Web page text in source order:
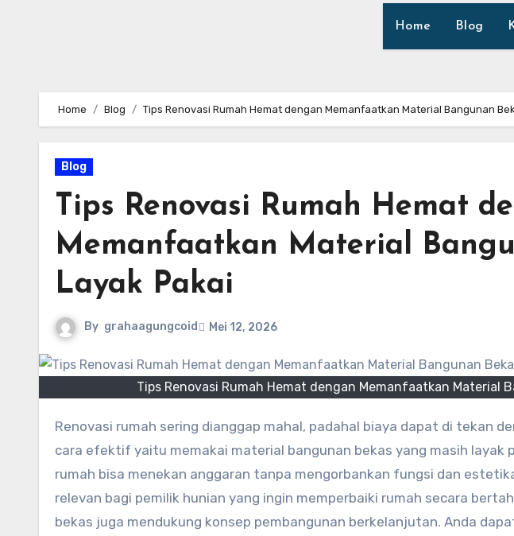
Home Blog
Home Blog Tips Renovasi Rumah Hemat dengan Memanfaatkan Material Bangunan
Blog
Tips Renovasi Rumah Hemat
Memanfaatkan Material
Layak Pakai
By grahaagungcoid Mei 12, 2026
Tips Renovasi Rumah Hemat dengan Memanfaatkan Material
Renovasi rumah sering dianggap mahal, padahal biaya dapat di tekan dengan strategi yang tepat. Salah satu
cara efektif yaitu memakai material bangunan bekas yang masih layak
rumah bisa menekan anggaran tanpa mengorbankan fungsi dan
relevan bagi pemilik hunian yang ingin memperbaiki rumah secara
bekas juga mendukung konsep pembangunan berkelanjutan. Anda